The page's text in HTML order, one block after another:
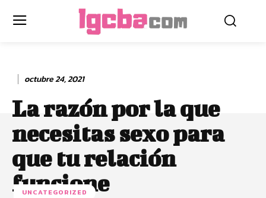
octubre 24, 2021
La razón por la que
necesitas sexo para
que tu relación
funcione
UNCATEGORIZED